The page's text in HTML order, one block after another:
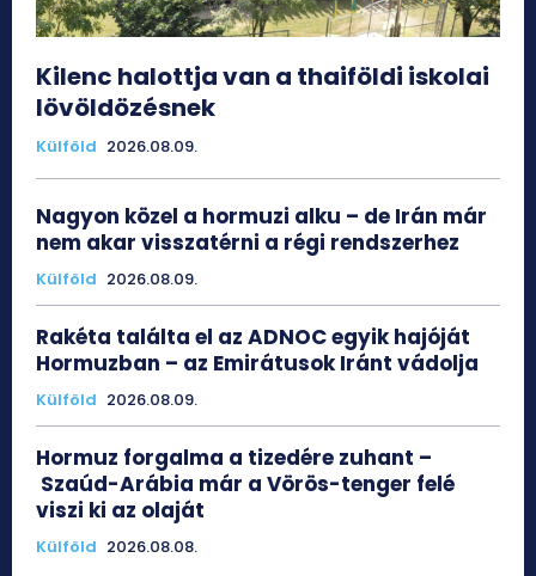
Kilenc halottja van a thaiföldi iskolai
lövöldözésnek
Külföld 2026.08.09.
Nagyon közel a hormuzi alku – de Irán már
nem akar visszatérni a régi rendszerhez
Külföld 2026.08.09.
Rakéta találta el az ADNOC egyik hajóját
Hormuzban – az Emirátusok Iránt vádolja
Külföld 2026.08.09.
Hormuz forgalma a tizedére zuhant –
Szaúd-Arábia már a Vörös-tenger felé
viszi ki az olaját
Külföld 2026.08.08.